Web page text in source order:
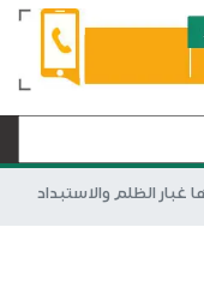
الظلم والاستبداد